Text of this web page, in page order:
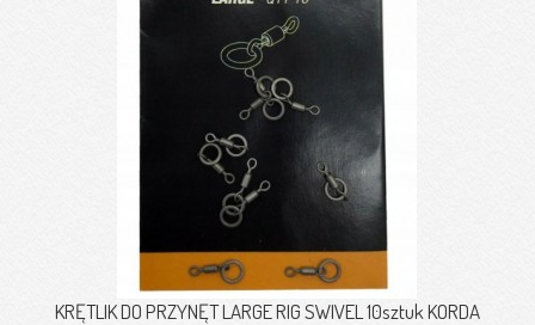
KRĘTLIK DO PRZYNĘT LARGE RIG SWIVEL 10sztuk KORDA